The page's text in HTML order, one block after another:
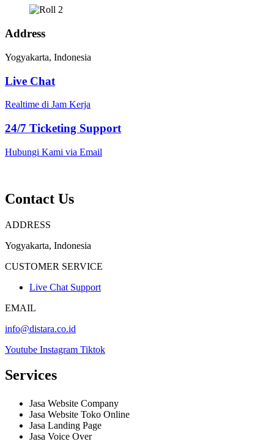
Address
Yogyakarta, Indonesia
Live Chat
Realtime di Jam Kerja
24/7 Ticketing Support
Hubungi Kami via Email
Contact Us
ADDRESS
Yogyakarta, Indonesia
CUSTOMER SERVICE
Live Chat Support
EMAIL
info@distara.co.id
Youtube Instagram Tiktok
Services
Jasa Website Company
Jasa Website Toko Online
Jasa Landing Page
Jasa Voice Over